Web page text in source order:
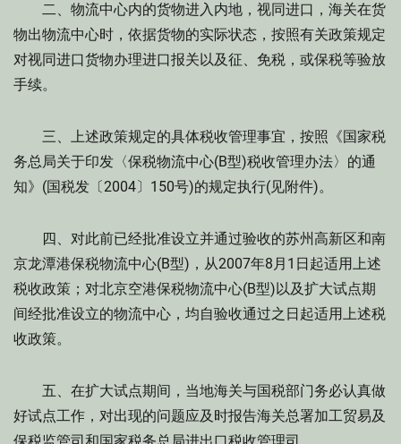
二、物流中心内的货物进入内地，视同进口，海关在货
物出物流中心时，依据货物的实际状态，按照有关政策规定
对视同进口货物办理进口报关以及征、免税，或保税等验放
手续。
三、上述政策规定的具体税收管理事宜，按照《国家税
务总局关于印发〈保税物流中心(B型)税收管理办法〉的通
知》(国税发〔2004〕150号)的规定执行(见附件)。
四、对此前已经批准设立并通过验收的苏州高新区和南
京龙潭港保税物流中心(B型)，从2007年8月1日起适用上述
税收政策；对北京空港保税物流中心(B型)以及扩大试点期
间经批准设立的物流中心，均自验收通过之日起适用上述税
收政策。
五、在扩大试点期间，当地海关与国税部门务必认真做
好试点工作，对出现的问题应及时报告海关总署加工贸易及